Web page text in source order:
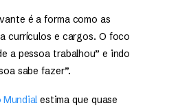
é a forma como as
currículos e cargos. O foco
a pessoa trabalhou” e indo
sabe fazer”.
Mundialestima que quase